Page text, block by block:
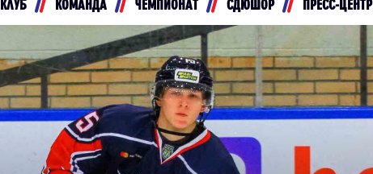
Локо
МХК Динамо СПб
МХК Динамо-М
МХК Спартак
Кузнецкие Медведи
Мамонты Югры
Омские Ястребы
Стальные Лисы
Толпар
Хайлайты
Текстовые трансляции
Интернет-магазин
Приложение МХЛ
КЛУБ КОМАНДА ЧЕМПИОНАТ СДЮШОР ПРЕСС-ЦЕНТР